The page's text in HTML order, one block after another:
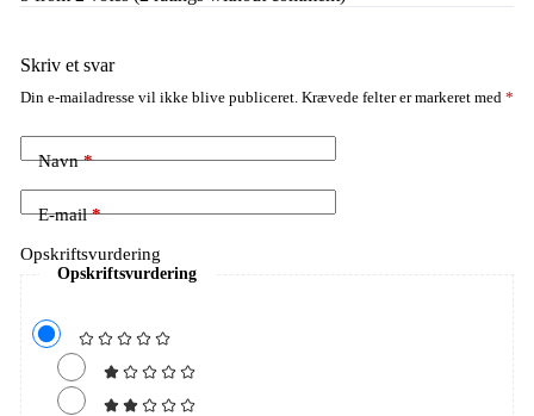
Skriv et svar
Din e-mailadresse vil ikke blive publiceret. Krævede felter er markeret med *
Navn*
E-mail*
Opskriftsvurdering
Opskriftsvurdering